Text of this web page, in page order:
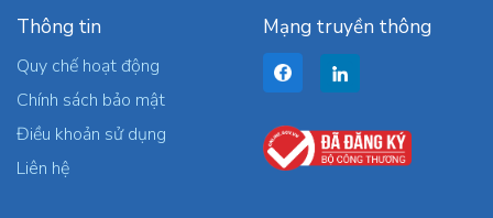
Thông tin
Quy chế hoạt động
Chính sách bảo mật
Điều khoản sử dụng
Liên hệ
Mạng truyền thông